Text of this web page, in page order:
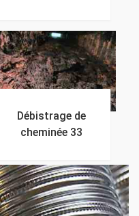
Débistrage de
cheminée 33